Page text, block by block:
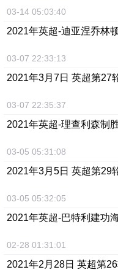
03-14 05:03:40
2021年英超-迪亚涅乔林
03-07 22:33:13
2021年3月7日 英超第27
03-07 22:35:37
2021年英超-理查利森制
03-05 05:31:08
2021年3月5日 英超第29
03-05 05:32:05
2021年英超-巴特利建功
02-28 01:31:01
2021年2月28日 英超第